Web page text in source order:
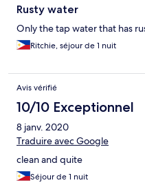
Rusty water
Only the tap water that has
Ritchie, séjour de 1 nuit
Avis vérifié
10/10 Exceptionnel
8 janv. 2020
Traduire avec Google
clean and quite
Séjour de 1 nuit